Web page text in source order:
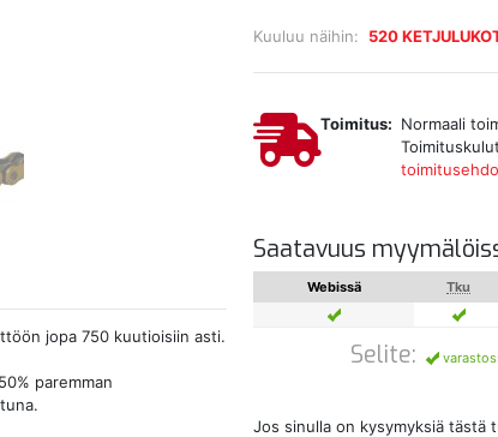
Kuuluu näihin: 520
Toimitus: Normaali
Saatavuus
Webissä Tku
Selite:
Jos sinulla on kysymyksiä
jopa 750 kuutioisiin asti.
paremman